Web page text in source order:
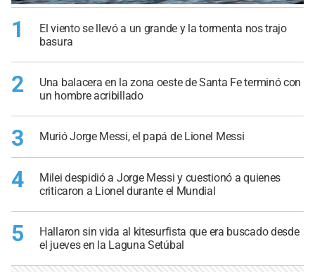
1
El viento se llevó a un grande y la tormenta nos trajo
basura
2
Una balacera en la zona oeste de Santa Fe terminó con
un hombre acribillado
3 Murió Jorge Messi, el papá de Lionel Messi
4
Milei despidió a Jorge Messi y cuestionó a quienes
criticaron a Lionel durante el Mundial
5
Hallaron sin vida al kitesurfista que era buscado desde
el jueves en la Laguna Setúbal